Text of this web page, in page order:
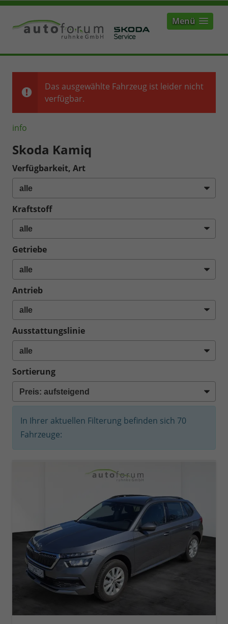
Menü
Das ausgewählte Fahrzeug ist leider nicht
verfügbar.
info
Skoda Kamiq
Verfügbarkeit, Art
Kraftstoff
Getriebe
Antrieb
Ausstattungslinie
Sortierung
In Ihrer aktuellen Filterung befinden sich 70
Fahrzeuge: